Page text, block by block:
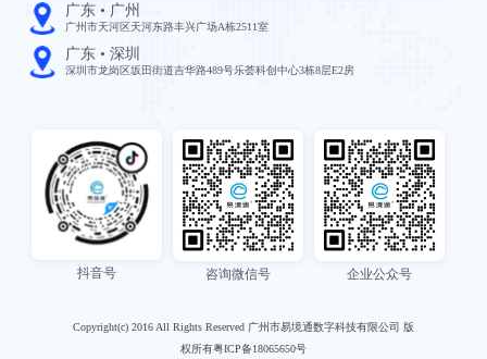
广东 • 广州
广州市天河区天河东路丰兴广场A栋2511室
广东 • 深圳
深圳市龙岗区坂田街道吉华路489号乐荟科创中心3栋8层E2房
抖音号 咨询微信号 企业公众号
Copyright(c) 2016 All Rights Reserved 广州市易境通数字科技有限公司 版
权所有粤ICP备18065650号